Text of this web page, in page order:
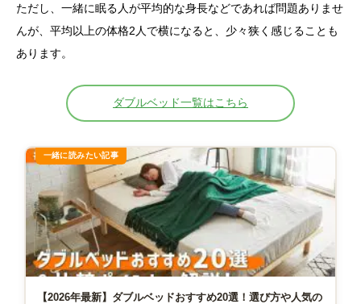
ただし、一緒に眠る人が平均的な身長などであれば問題ありませ
んが、平均以上の体格2人で横になると、少々狭く感じることも
あります。
ダブルベッド一覧はこちら
【2026年最新】ダブルベッドおすすめ20選！選び方や人気の